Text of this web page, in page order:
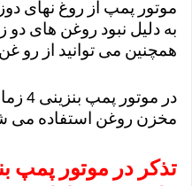
موتور پمپ از روغ نهای
به دلیل نبود روغن های دو
همچنین می توانید از رو غن 40 نیز استفاده شود
مخزن روغن استفاده می